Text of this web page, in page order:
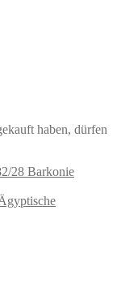
haben, dürfen
Barkonie